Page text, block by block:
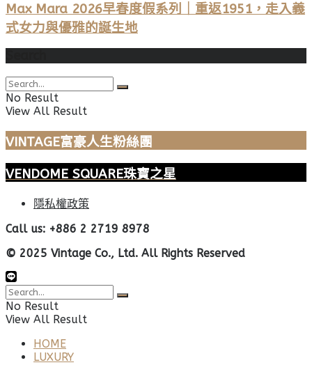
Max Mara 2026早春度假系列｜重返1951，走入義
式女力與優雅的誕生地
No Result
View All Result
VINTAGE富豪人生粉絲團
VENDOME SQUARE珠寶之星
隱私權政策
Call us: +886 2 2719 8978
© 2025 Vintage Co., Ltd. All Rights Reserved
No Result
View All Result
HOME
LUXURY